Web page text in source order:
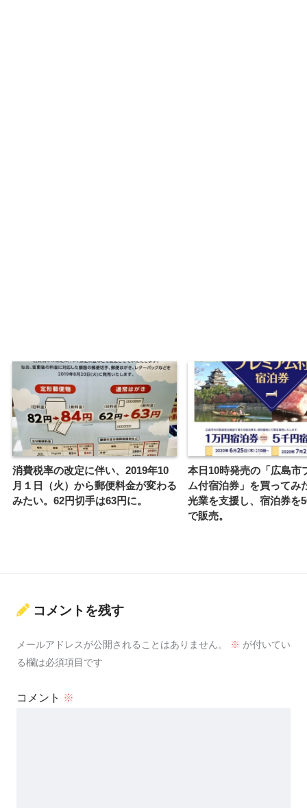
消費税率の改定に伴い、2019年10
月１日（火）から郵便料金が変わる
みたい。62円切手は63円に。
本日10時発売の「広島市
ム付宿泊券」を買ってみ
光業を支援し、宿泊券を
で販売。
コメントを残す
メールアドレスが公開されることはありません。 ※ が付いてい
る欄は必須項目です
コメント ※